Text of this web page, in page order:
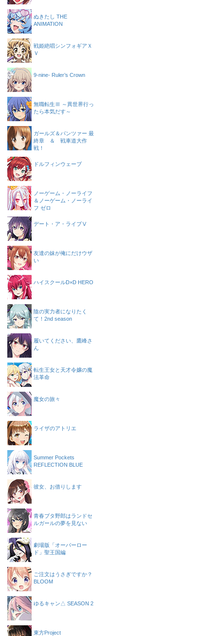
ぬきたし THE
ANIMATION
戦姫絶唱シンフォギアＸ
Ｖ
9-nine- Ruler’s Crown
無職転生Ⅲ ～異世界行っ
たら本気だす～
ガールズ＆パンツァー 最
終章 ＆ 戦車道大作
戦！
ドルフィンウェーブ
ノーゲーム・ノーライフ
＆ノーゲーム・ノーライ
フ ゼロ
デート・ア・ライブⅤ
友達の妹が俺にだけウザ
い
ハイスクールD×D HERO
陰の実力者になりたく
て！2nd season
履いてください、鷹峰さ
ん
転生王女と天才令嬢の魔
法革命
魔女の旅々
ライザのアトリエ
Summer Pockets
REFLECTION BLUE
彼女、お借りします
青春ブタ野郎はランドセ
ルガールの夢を見ない
劇場版「オーバーロー
ド」聖王国編
ご注文はうさぎですか？
BLOOM
ゆるキャン△ SEASON 2
東方Project